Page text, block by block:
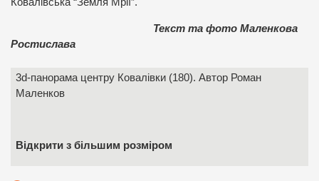
Ковалівська “Земля Мрії”.
Текст та фото Маленкова
Ростислава
3d-панорама центру Ковалівки (180). Автор Роман
Маленков
Відкрити з більшим розміром